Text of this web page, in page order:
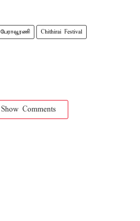
பேராவூரணி Chithirai Festival
Show Comments